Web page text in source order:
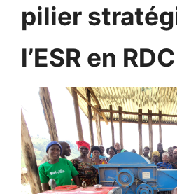
pilier
l’ESR en RDC